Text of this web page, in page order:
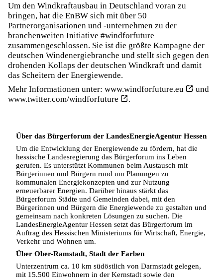
Um den Windkraftausbau in Deutschland voran zu
bringen, hat die EnBW sich mit über 50
Partnerorganisationen und -unternehmen zu der
branchenweiten Initiative #windforfuture
zusammengeschlossen. Sie ist die größte Kampagne der
deutschen Windenergiebranche und stellt sich gegen den
drohenden Kollaps der deutschen Windkraft und damit
das Scheitern der Energiewende.
Mehr Informationen unter: www.windforfuture.eu
und
www.twitter.com/windforfuture
.
Über das Bürgerforum der LandesEnergieAgentur Hessen
Um die Entwicklung der Energiewende zu fördern, hat die
hessische Landesregierung das Bürgerforum ins Leben
gerufen. Es unterstützt Kommunen beim Austausch mit
Bürgerinnen und Bürgern rund um Planungen zu
kommunalen Energiekonzepten und zur Nutzung
erneuerbarer Energien. Darüber hinaus stärkt das
Bürgerforum Städte und Gemeinden dabei, mit den
Bürgerinnen und Bürgern die Energiewende zu gestalten und
gemeinsam nach konkreten Lösungen zu suchen. Die
LandesEnergieAgentur Hessen setzt das Bürgerforum im
Auftrag des Hessischen Ministeriums für Wirtschaft, Energie,
Verkehr und Wohnen um.
Über Ober-Ramstadt, Stadt der Farben
Unterzentrum ca. 10 km südöstlich von Darmstadt gelegen,
mit 15.500 Einwohnern in der Kernstadt sowie den